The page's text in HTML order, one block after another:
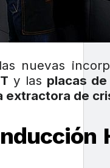
nuevas
y las placas de
extractora de